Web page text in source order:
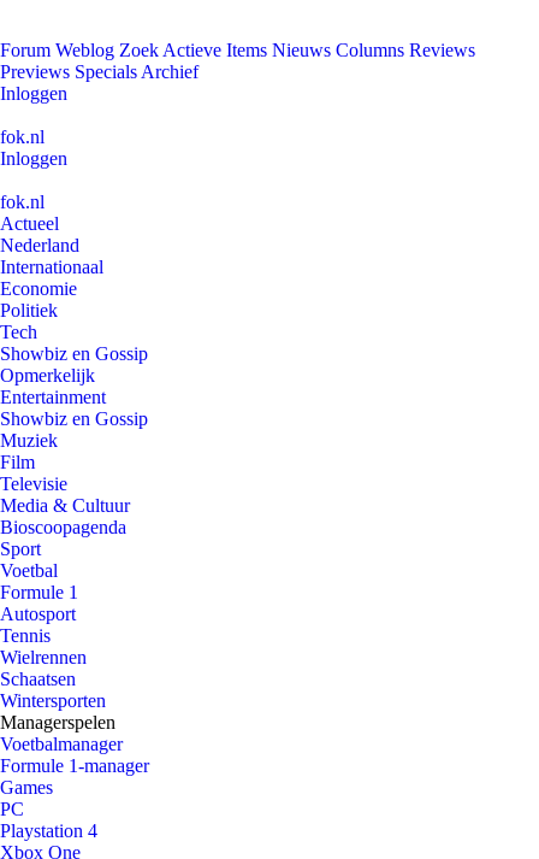
Forum Weblog Zoek Actieve Items Nieuws Columns Reviews
Previews Specials Archief
Inloggen
fok.nl
Inloggen
fok.nl
Actueel
Nederland
Internationaal
Economie
Politiek
Tech
Showbiz en Gossip
Opmerkelijk
Entertainment
Showbiz en Gossip
Muziek
Film
Televisie
Media & Cultuur
Bioscoopagenda
Sport
Voetbal
Formule 1
Autosport
Tennis
Wielrennen
Schaatsen
Wintersporten
Managerspelen
Voetbalmanager
Formule 1-manager
Games
PC
Playstation 4
Xbox One